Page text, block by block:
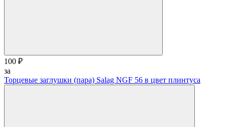
100 ₽
за
Торцевые заглушки (пара) Salag NGF 56 в цвет плинтуса